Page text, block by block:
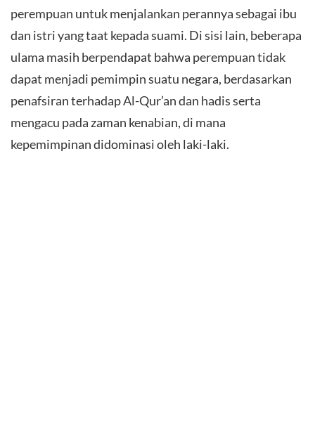
perempuan untuk menjalankan perannya sebagai ibu
dan istri yang taat kepada suami. Di sisi lain, beberapa
ulama masih berpendapat bahwa perempuan tidak
dapat menjadi pemimpin suatu negara, berdasarkan
penafsiran terhadap Al-Qur’an dan hadis serta
mengacu pada zaman kenabian, di mana
kepemimpinan didominasi oleh laki-laki.